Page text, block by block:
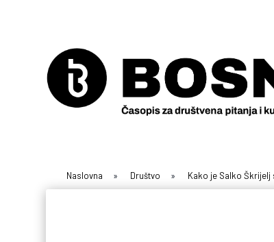
Naslovna » Društvo » Kako je Salko Škrijelj